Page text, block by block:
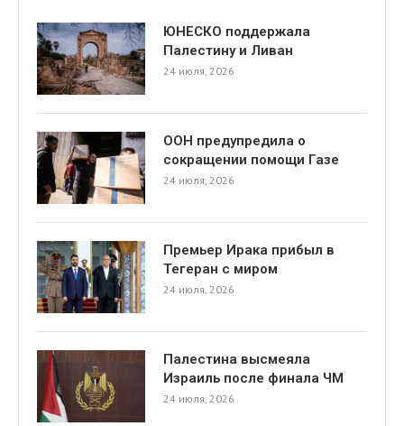
ЮНЕСКО поддержала
Палестину и Ливан
24 июля, 2026
ООН предупредила о
сокращении помощи Газе
24 июля, 2026
Премьер Ирака прибыл в
Тегеран с миром
24 июля, 2026
Палестина высмеяла
Израиль после финала ЧМ
24 июля, 2026